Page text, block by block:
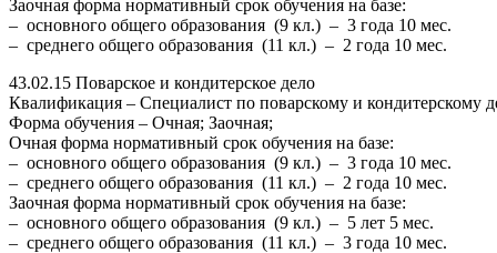
Заочная форма нормативный срок обучения на базе:
– основного общего образования (9 кл.) – 3 года 10 мес.
– среднего общего образования (11 кл.) – 2 года 10 мес.
43.02.15 Поварское и кондитерское дело
Квалификация – Специалист по поварскому и кондитерскому
Форма обучения – Очная; Заочная;
Очная форма нормативный срок обучения на базе:
– основного общего образования (9 кл.) – 3 года 10 мес.
– среднего общего образования (11 кл.) – 2 года 10 мес.
Заочная форма нормативный срок обучения на базе:
– основного общего образования (9 кл.) – 5 лет 5 мес.
– среднего общего образования (11 кл.) – 3 года 10 мес.